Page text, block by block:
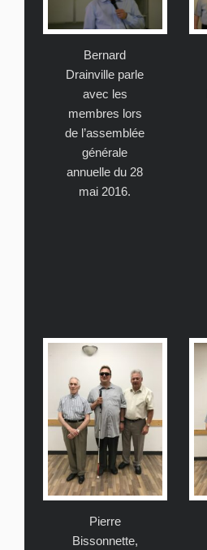
Bernard
Drainville parle
avec les
membres lors
de l’assemblée
générale
annuelle du 28
mai 2016.
Pierre
Bissonnette,